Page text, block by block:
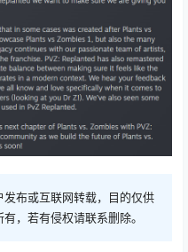
布或互联网转载，目的仅供
，若有侵权请联系删除。